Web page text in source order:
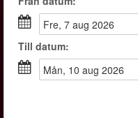
fre, 7 aug 2026
Till datum:
mån, 10 aug 2026